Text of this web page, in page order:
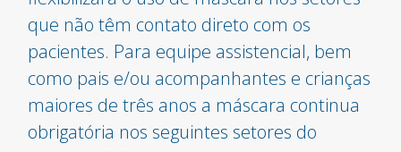
que não têm contato direto com os
pacientes. Para equipe assistencial, bem
como pais e/ou acompanhantes e crianças
maiores de três anos a máscara continua
obrigatória nos seguintes setores do